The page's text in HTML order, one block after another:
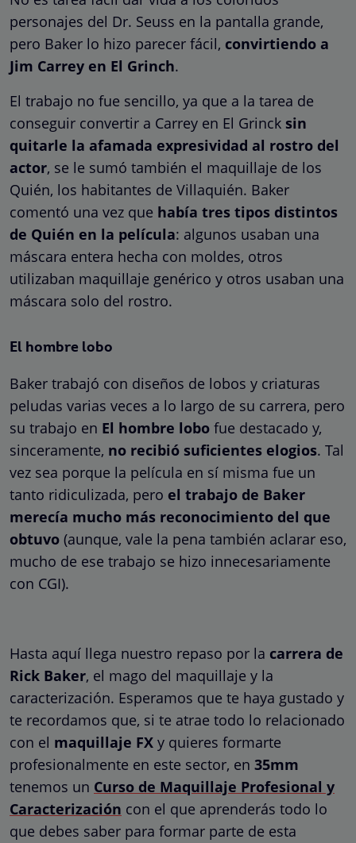
personajes del Dr. Seuss en la pantalla grande,
pero Baker lo hizo parecer fácil, convirtiendo a
Jim Carrey en El Grinch.
El trabajo no fue sencillo, ya que a la tarea de
conseguir convertir a Carrey en El Grinck sin
quitarle la afamada expresividad al rostro del
actor, se le sumó también el maquillaje de los
Quién, los habitantes de Villaquién. Baker
comentó una vez que había tres tipos distintos
de Quién en la película: algunos usaban una
máscara entera hecha con moldes, otros
utilizaban maquillaje genérico y otros usaban una
máscara solo del rostro.
El hombre lobo
Baker trabajó con diseños de lobos y criaturas
peludas varias veces a lo largo de su carrera, pero
su trabajo en El hombre lobo fue destacado y,
sinceramente, no recibió suficientes elogios. Tal
vez sea porque la película en sí misma fue un
tanto ridiculizada, pero el trabajo de Baker
merecía mucho más reconocimiento del que
obtuvo (aunque, vale la pena también aclarar eso,
mucho de ese trabajo se hizo innecesariamente
con CGI).
Hasta aquí llega nuestro repaso por la carrera de
Rick Baker, el mago del maquillaje y la
caracterización. Esperamos que te haya gustado y
te recordamos que, si te atrae todo lo relacionado
con el maquillaje FX y quieres formarte
profesionalmente en este sector, en 35mm
tenemos un Curso de Maquillaje Profesional y
Caracterización con el que aprenderás todo lo
que debes saber para formar parte de esta